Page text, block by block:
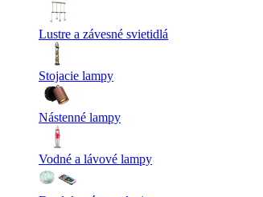
Lustre a závesné svietidlá
Stojacie lampy
Nástenné lampy
Vodné a lávové lampy